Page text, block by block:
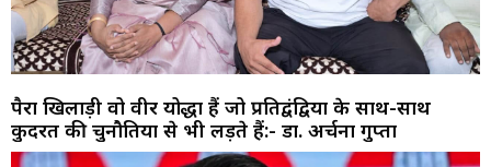
पैरा खिलाड़ी वो वीर योद्धा हैं जो प्रतिद्वंद्वियों के साथ-साथ
कुदरत की चुनौतियों से भी लड़ते हैं:- डा. अर्चना गुप्ता